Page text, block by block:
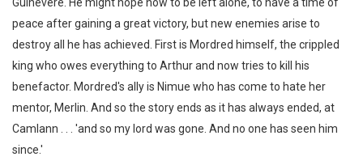
peace after gaining a great victory, but new enemies arise to
destroy all he has achieved. First is Mordred himself, the crippled
king who owes everything to Arthur and now tries to kill his
benefactor. Mordred's ally is Nimue who has come to hate her
mentor, Merlin. And so the story ends as it has always ended, at
Camlann . . . 'and so my lord was gone. And no one has seen him
since.'